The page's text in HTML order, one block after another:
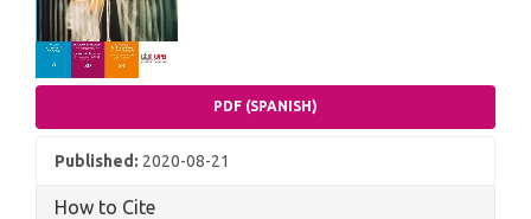
PDF (SPANISH)
Published: 2020-08-21
How to Cite